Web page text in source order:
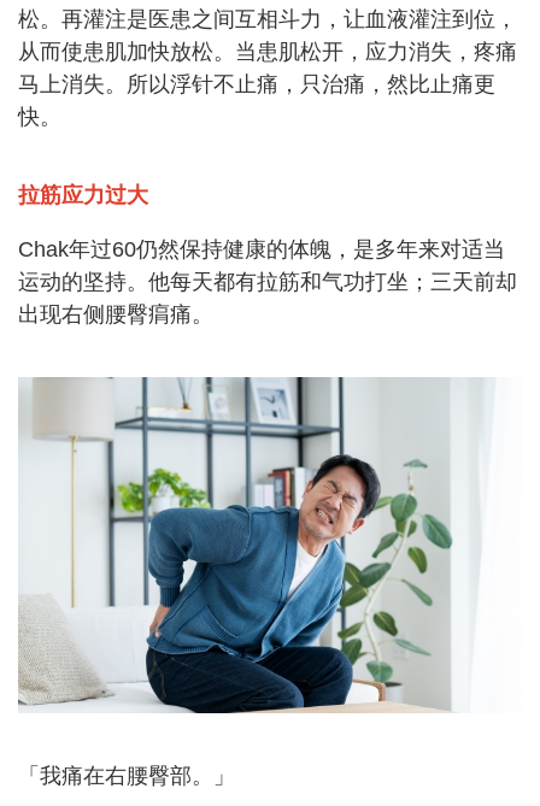
松。再灌注是医患之间互相斗力，让血液灌注到位，
从而使患肌加快放松。当患肌松开，应力消失，疼痛
马上消失。所以浮针不止痛，只治痛，然比止痛更
快。
拉筋应力过大
Chak年过60仍然保持健康的体魄，是多年来对适当
运动的坚持。他每天都有拉筋和气功打坐；三天前却
出现右侧腰臀㾓痛。
「我痛在右腰臀部。」